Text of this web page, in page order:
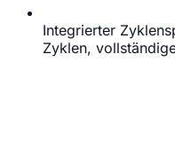
Integrierter
Zyklen,